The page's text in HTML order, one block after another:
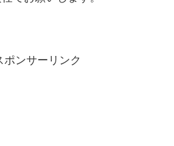
ポンサーリンク